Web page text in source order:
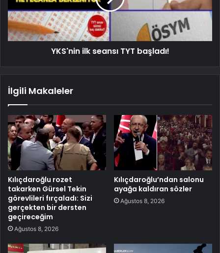
YKS'nin ilk seansı TYT başladı!
İlgili Makaleler
Kılıçdaroğlu rozet
takarken Gürsel Tekin
görevlileri fırçaladı: Sizi
gerçekten bir dersten
geçireceğim
Ağustos 8, 2026
Kılıçdaroğlu’ndan salonu
ayağa kaldıran sözler
Ağustos 8, 2026